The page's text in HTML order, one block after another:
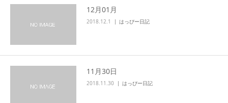
12月01月
2018.12.1 はっぴー日記
11月30日
2018.11.30 はっぴー日記